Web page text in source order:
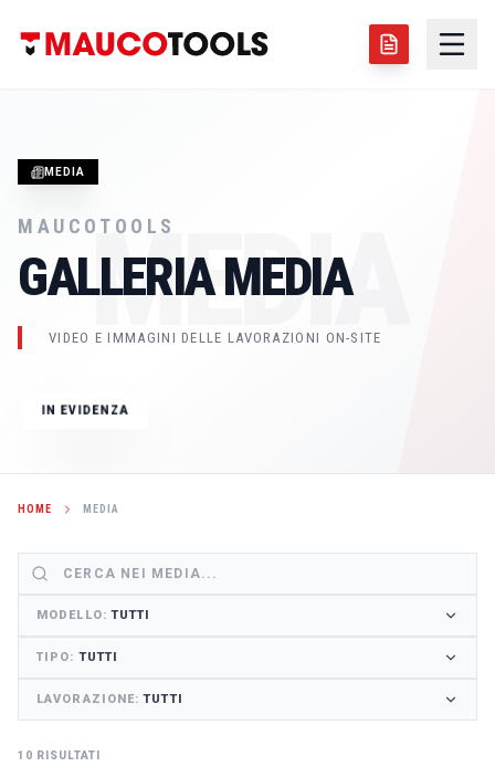
MEDIA
MEDIA
MAUCOTOOLS
GALLERIA MEDIA
VIDEO E IMMAGINI DELLE LAVORAZIONI ON-SITE
IN EVIDENZA
HOME MEDIA
MODELLO: TUTTI
TIPO: TUTTI
LAVORAZIONE: TUTTI
10 RISULTATI